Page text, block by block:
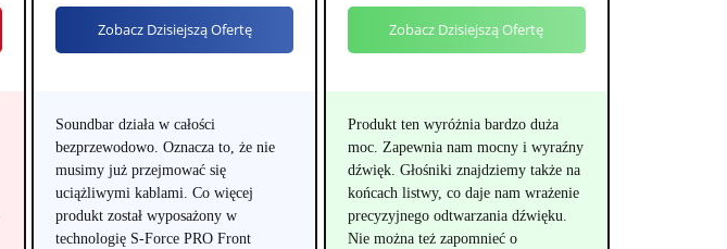
Zobacz Dzisiejszą Ofertę
Soundbar działa w całości
bezprzewodowo. Oznacza to, że nie
musimy już przejmować się
uciążliwymi kablami. Co więcej
produkt został wyposażony w
technologię S-Force PRO Front
Zobacz Dzisiejszą Ofertę
Produkt ten wyróżnia bardzo duża
moc. Zapewnia nam mocny i wyraźny
dźwięk. Głośniki znajdziemy także na
końcach listwy, co daje nam wrażenie
precyzyjnego odtwarzania dźwięku.
Nie można też zapomnieć o